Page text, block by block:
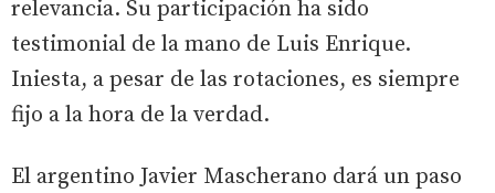
relevancia. Su participación ha sido
testimonial de la mano de Luis Enrique.
Iniesta, a pesar de las rotaciones, es siempre
fijo a la hora de la verdad.
El argentino Javier Mascherano dará un paso